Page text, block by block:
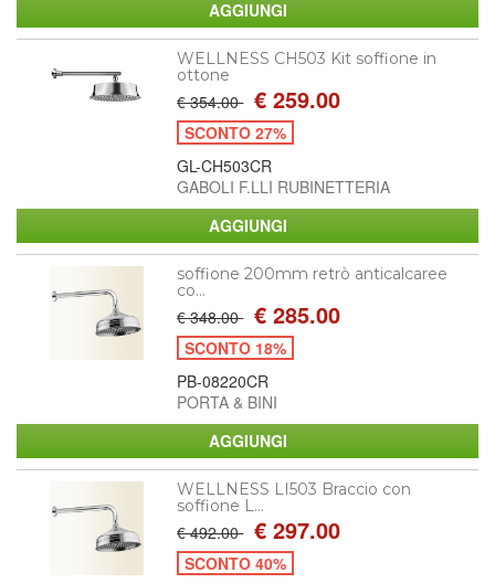
WELLNESS CH503 Kit soffione in
ottone
€ 354.00 € 259.00
SCONTO 27%
GL-CH503CR
GABOLI F.LLI RUBINETTERIA
soffione 200mm retrò anticalcaree
co...
€ 348.00 € 285.00
SCONTO 18%
PB-08220CR
PORTA & BINI
WELLNESS LI503 Braccio con
soffione L...
€ 492.00 € 297.00
SCONTO 40%